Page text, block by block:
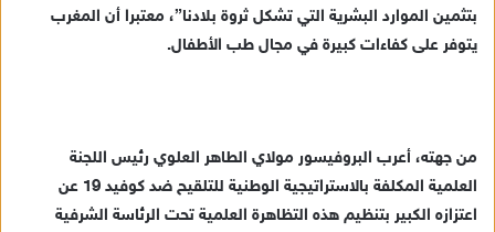
بتثمين الموارد البشرية التي تشكل ثروة بلادنا”، معتبرا أن المغرب
يتوفر على كفاءات كبيرة في مجال طب الأطفال.
من جهته، أعرب البروفيسور مولاي الطاهر العلوي رئيس اللجنة
العلمية المكلفة بالاستراتيجية الوطنية للتلقيح ضد كوفيد 19 عن
اعتزازه الكبير بتنظيم هذه التظاهرة العلمية تحت الرئاسة الشرفية